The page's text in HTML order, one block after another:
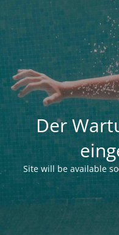
Der
Site will be available